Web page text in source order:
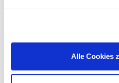
Alle Cookies
gestrichen. Sind Macher-
Rückgabe bereits aktiviert,
Minuspunkten in Höhe des
belastet. Minuspunkte
Wird ein Artikel